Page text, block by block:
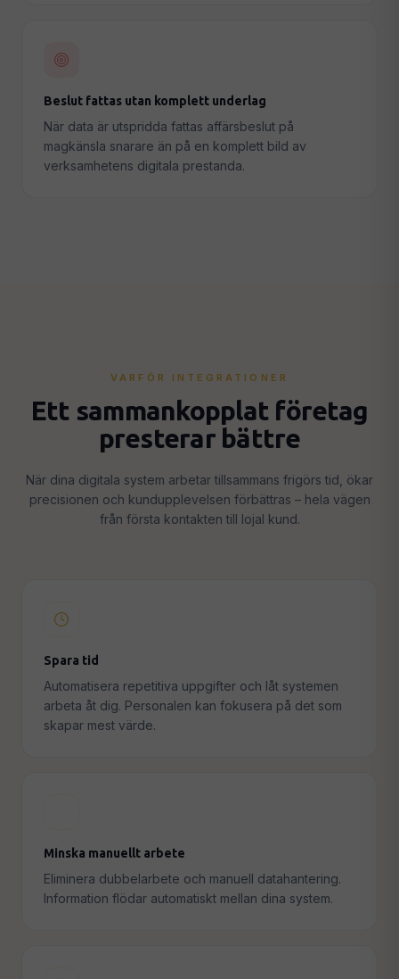
Beslut fattas utan komplett underlag
När data är utspridda fattas affärsbeslut på
magkänsla snarare än på en komplett bild av
verksamhetens digitala prestanda.
VARFÖR INTEGRATIONER
Ett sammankopplat företag
presterar bättre
När dina digitala system arbetar tillsammans frigörs tid, ökar
precisionen och kundupplevelsen förbättras – hela vägen
från första kontakten till lojal kund.
Spara tid
Automatisera repetitiva uppgifter och låt systemen
arbeta åt dig. Personalen kan fokusera på det som
skapar mest värde.
Minska manuellt arbete
Eliminera dubbelarbete och manuell datahantering.
Information flödar automatiskt mellan dina system.